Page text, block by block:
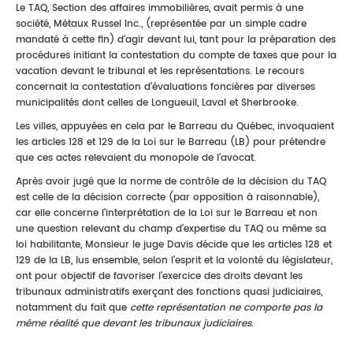
Le TAQ, Section des affaires immobilières, avait permis à une
société, Métaux Russel Inc., (représentée par un simple cadre
mandaté à cette fin) d’agir devant lui, tant pour la préparation des
procédures initiant la contestation du compte de taxes que pour la
vacation devant le tribunal et les représentations. Le recours
concernait la contestation d’évaluations foncières par diverses
municipalités dont celles de Longueuil, Laval et Sherbrooke.
Les villes, appuyées en cela par le Barreau du Québec, invoquaient
les articles 128 et 129 de la Loi sur le Barreau (LB) pour prétendre
que ces actes relevaient du monopole de l’avocat.
Après avoir jugé que la norme de contrôle de la décision du TAQ
est celle de la décision correcte (par opposition à raisonnable),
car elle concerne l’interprétation de la Loi sur le Barreau et non
une question relevant du champ d’expertise du TAQ ou même sa
loi habilitante, Monsieur le juge Davis décide que les articles 128 et
129 de la LB, lus ensemble, selon l’esprit et la volonté du législateur,
ont pour objectif de favoriser l’exercice des droits devant les
tribunaux administratifs exerçant des fonctions quasi judiciaires,
notamment du fait que cette représentation ne comporte pas la
même réalité que devant les tribunaux judiciaires.